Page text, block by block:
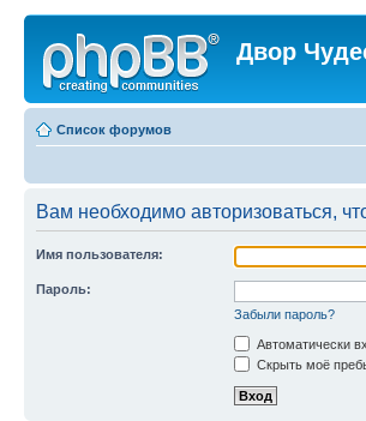
Двор
Список форумов
Вам необходимо авторизоваться,
Имя пользователя:
Пароль:
Забыли пароль?
Автоматически
Скрыть моё